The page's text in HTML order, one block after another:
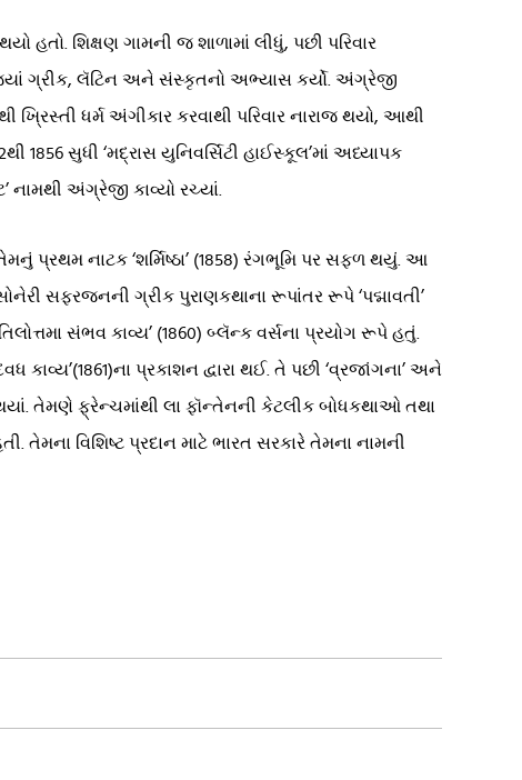
શિક્ષણ ગામની જ શાળામાં લીધું, પછી પરિવાર
ગ્રીક, લૅટિન અને સંસ્કૃતનો અભ્યાસ કર્યો. અંગ્રેજી
ધર્મ અંગીકાર કરવાથી પરિવાર નારાજ થયો, આથી
1856 સુધી ‘મદ્રાસ યુનિવર્સિટી હાઈસ્કૂલ’માં અધ્યાપક
અંગ્રેજી કાવ્યો રચ્યાં.
પ્રથમ નાટક ‘શર્મિષ્ઠા’ (1858) રંગભૂમિ પર સફળ થયું. આ
સફરજનની ગ્રીક પુરાણકથાના રૂપાંતર રૂપે ‘પદ્માવતી’
સંભવ કાવ્ય’ (1860) બ્લૅન્ક વર્સના પ્રયોગ રૂપે હતું.
પ્રકાશન દ્વારા થઈ. તે પછી ‘વ્રજાંગના’ અને
થયાં. તેમણે ફ્રેન્ચમાંથી લા ફૉન્તેનની કેટલીક બોધકથાઓ તથા
તેમના વિશિષ્ટ પ્રદાન માટે ભારત સરકારે તેમના નામની